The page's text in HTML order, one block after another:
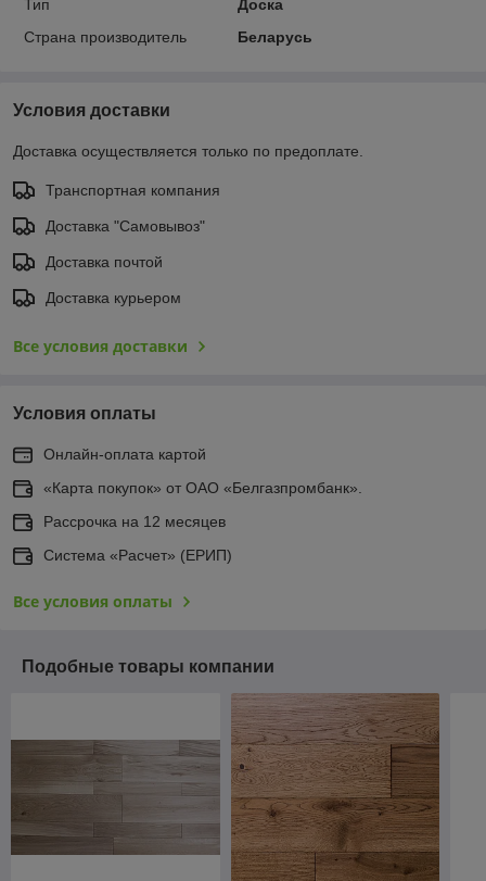
Тип
Доска
Страна производитель
Беларусь
Условия доставки
Доставка осуществляется только по предоплате.
Транспортная компания
Доставка "Самовывоз"
Доставка почтой
Доставка курьером
Все условия доставки
Условия оплаты
Онлайн-оплата картой
«Карта покупок» от ОАО «Белгазпромбанк».
Рассрочка на 12 месяцев
Система «Расчет» (ЕРИП)
Все условия оплаты
Подобные товары компании